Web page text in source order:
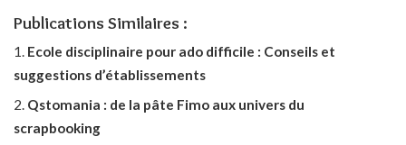
Publications Similaires :
Ecole disciplinaire pour ado difficile : Conseils et
suggestions d’établissements
Qstomania : de la pâte Fimo aux univers du
scrapbooking